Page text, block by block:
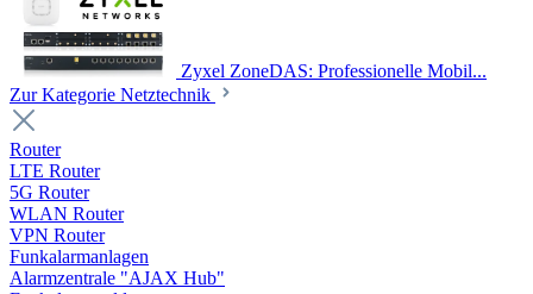
Zyxel ZoneDAS: Professionelle Mobil...
Zur Kategorie Netztechnik
Router
LTE Router
5G Router
WLAN Router
VPN Router
Funkalarmanlagen
Alarmzentrale "AJAX Hub"